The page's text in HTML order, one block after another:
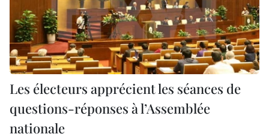
Les électeurs apprécient les séances de
questions-réponses à l’Assemblée
nationale